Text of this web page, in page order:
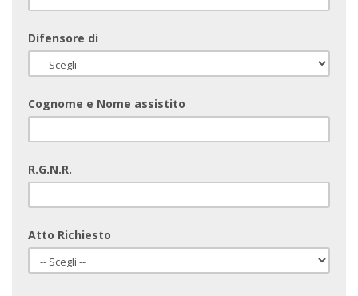
Difensore di
Cognome e Nome assistito
R.G.N.R.
Atto Richiesto